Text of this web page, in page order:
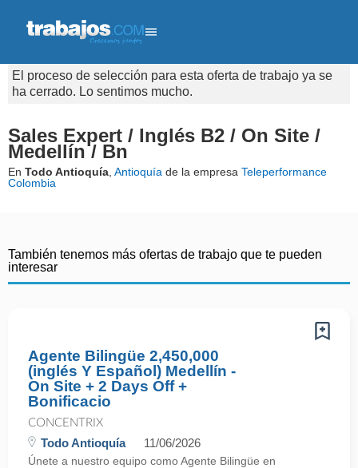
El proceso de selección para esta oferta de trabajo ya se
ha cerrado. Lo sentimos mucho.
Sales Expert / Inglés B2 / On Site /
Medellín / Bn
En Todo Antioquía Antioquía de la empresa Teleperformance
Colombia
También tenemos más ofertas de trabajo que te pueden
interesar
Agente Bilingüe 2,450,000
(inglés Y Español) Medellín -
On Site + 2 Days Off +
Bonificacio
CONCENTRIX
Todo Antioquía 11/06/2026
Únete a nuestro equipo como Agente Bilingüe en